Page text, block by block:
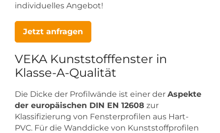
individuelles Angebot!
Jetzt anfragen
VEKA Kunststofffenster in
Klasse-A-Qualität
Die Dicke der Profilwände ist einer der Aspekte
der europäischen DIN EN 12608 zur
Klassifizierung von Fensterprofilen aus Hart-
PVC. Für die Wanddicke von Kunststoffprofilen